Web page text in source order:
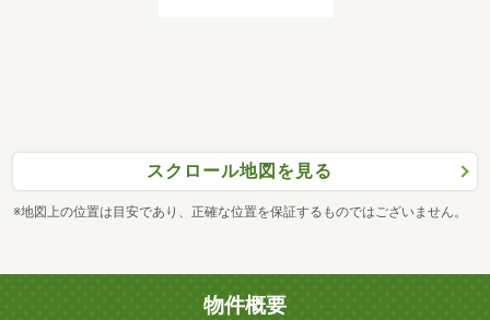
スクロール地図を見る
※地図上の位置は目安であり、正確な位置を保証するものではございません。
物件概要